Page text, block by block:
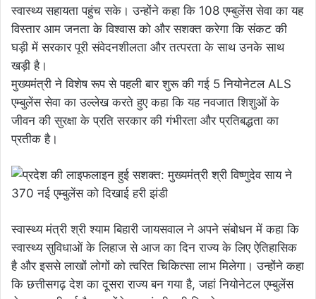
स्वास्थ्य सहायता पहुंच सके। उन्होंने कहा कि 108 एम्बुलेंस सेवा का यह
विस्तार आम जनता के विश्वास को और सशक्त करेगा कि संकट की
घड़ी में सरकार पूरी संवेदनशीलता और तत्परता के साथ उनके साथ
खड़ी है।
मुख्यमंत्री ने विशेष रूप से पहली बार शुरू की गई 5 नियोनेटल ALS
एम्बुलेंस सेवा का उल्लेख करते हुए कहा कि यह नवजात शिशुओं के
जीवन की सुरक्षा के प्रति सरकार की गंभीरता और प्रतिबद्धता का
प्रतीक है।
स्वास्थ्य मंत्री श्री श्याम बिहारी जायसवाल ने अपने संबोधन में कहा कि
स्वास्थ्य सुविधाओं के लिहाज से आज का दिन राज्य के लिए ऐतिहासिक
है और इससे लाखों लोगों को त्वरित चिकित्सा लाभ मिलेगा। उन्होंने कहा
कि छत्तीसगढ़ देश का दूसरा राज्य बन गया है, जहां नियोनेटल एम्बुलेंस